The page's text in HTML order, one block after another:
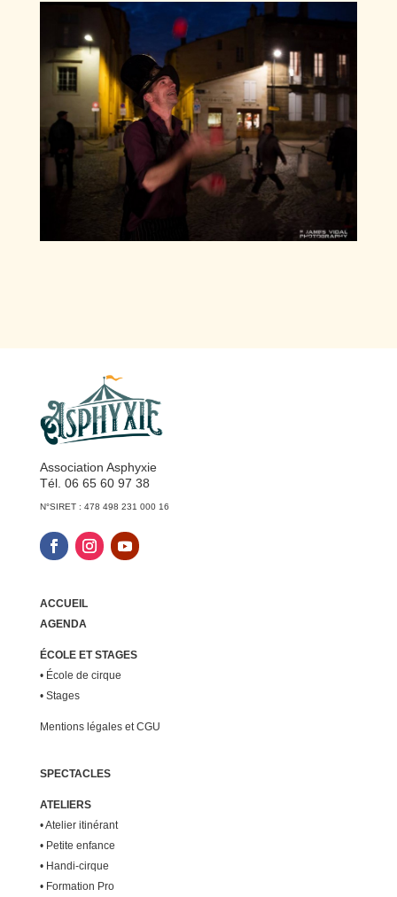
Association Asphyxie
Tél. 06 65 60 97 38
N°SIRET : 478 498 231 000 16
ACCUEIL
AGENDA
ÉCOLE ET STAGES
• École de cirque
• Stages
Mentions légales et CGU
SPECTACLES
ATELIERS
•Atelier itinérant
• Petite enfance
• Handi-cirque
• Formation Pro